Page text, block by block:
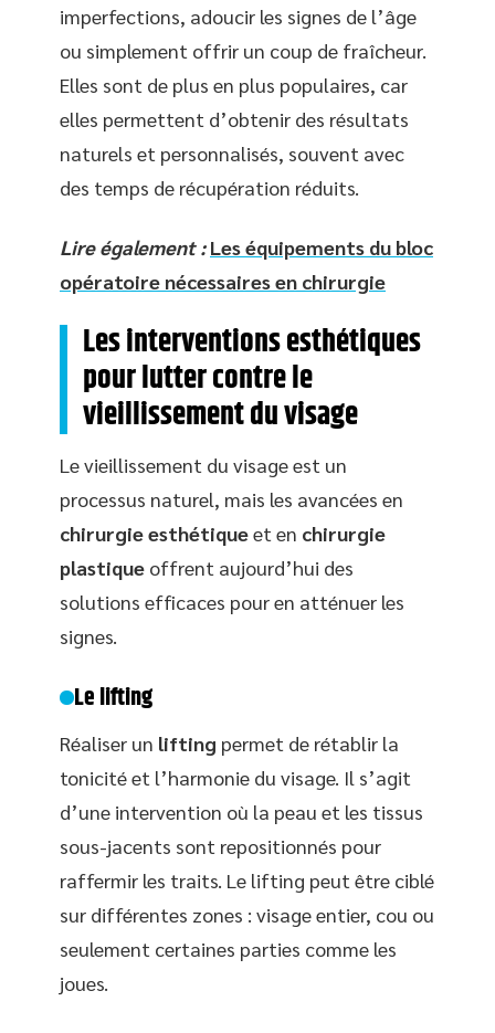
imperfections, adoucir les signes de l’âge
ou simplement offrir un coup de fraîcheur.
Elles sont de plus en plus populaires, car
elles permettent d’obtenir des résultats
naturels et personnalisés, souvent avec
des temps de récupération réduits.
Lire également : Les équipements du bloc
opératoire nécessaires en chirurgie
Les interventions esthétiques
pour lutter contre le
vieillissement du visage
Le vieillissement du visage est un
processus naturel, mais les avancées en
chirurgie esthétiqueet en chirurgie
plastique offrent aujourd’hui des
solutions efficaces pour en atténuer les
signes.
Le lifting
Réaliser un lifting permet de rétablir la
tonicité et l’harmonie du visage. Il s’agit
d’une intervention où la peau et les tissus
sous-jacents sont repositionnés pour
raffermir les traits. Le lifting peut être ciblé
sur différentes zones : visage entier, cou ou
seulement certaines parties comme les
joues.